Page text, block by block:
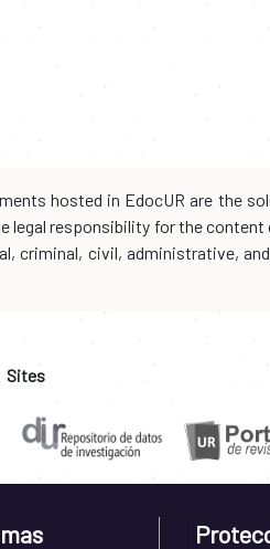
hosted in EdocUR are the
responsibility for the
criminal, civil, administrative,
Sites